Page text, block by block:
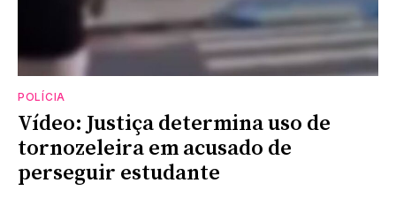
POLÍCIA
Vídeo: Justiça determina uso de
tornozeleira em acusado de
perseguir estudante